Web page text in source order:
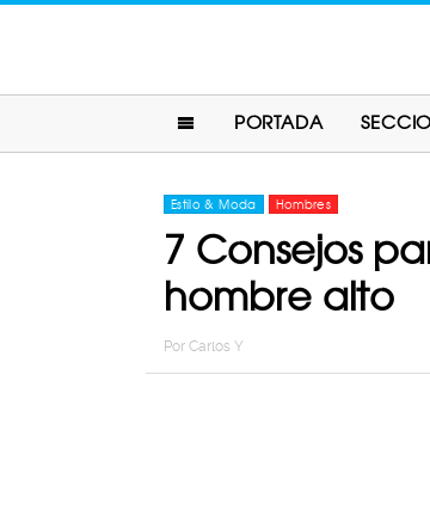
PORTADA
Estilo & Moda Hombres
7 Consejos
hombre alto
Por Carlos Y